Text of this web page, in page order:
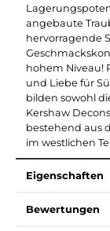
angebaute
hervorragende
hohem Niveau!
und Liebe für
bilden sowohl
Kershaw
bestehend aus
im westlichen
Eigenschaften
Bewertungen